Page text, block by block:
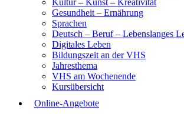
Kultur – Kunst – Kreativität
Gesundheit – Ernährung
Sprachen
Deutsch – Beruf – Lebenslanges
Digitales Leben
Bildungszeit an der VHS
Jahresthema
VHS am Wochenende
Kursübersicht
Online-Angebote